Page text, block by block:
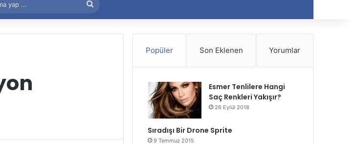
Arama
yap
Popüler Son Eklenen Yorumlar
Esmer Tenlilere Hangi
Saç Renkleri Yakışır?
26 Eylül 2018
Sıradışı Bir Drone Sprite
9 Temmuz 2015